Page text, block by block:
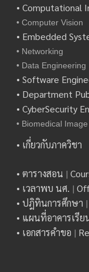
• Computational
• Computer Vision
• Embedded
• Networking
• Data Engineering
• Software
• Department
• CyberSecurity
• Biomedical
• เกี่ยวกับภาควิชา
• ตารางสอน |
• เวลาพบ นศ. |
• ปฎิทินการศึกษา |
• แผนที่อาคารเรีย
• เอกสารคำขอ |